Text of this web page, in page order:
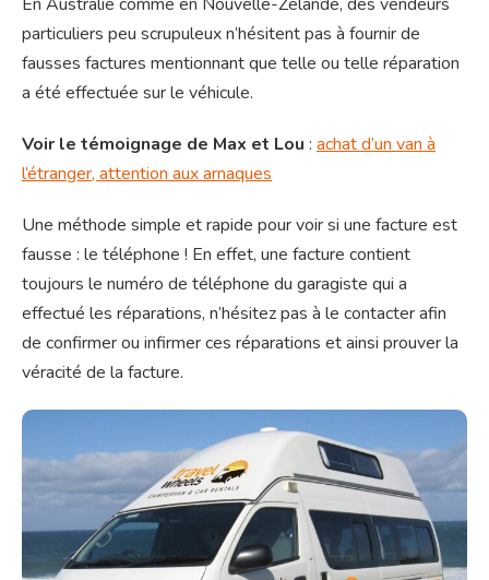
particuliers peu scrupuleux n’hésitent pas à fournir de
fausses factures mentionnant que telle ou telle réparation
a été effectuée sur le véhicule.
Voir le témoignage de Max et Lou : achat d’un van à
l’étranger, attention aux arnaques
Une méthode simple et rapide pour voir si une facture est
fausse : le téléphone ! En effet, une facture contient
toujours le numéro de téléphone du garagiste qui a
effectué les réparations, n’hésitez pas à le contacter afin
de confirmer ou infirmer ces réparations et ainsi prouver la
véracité de la facture.